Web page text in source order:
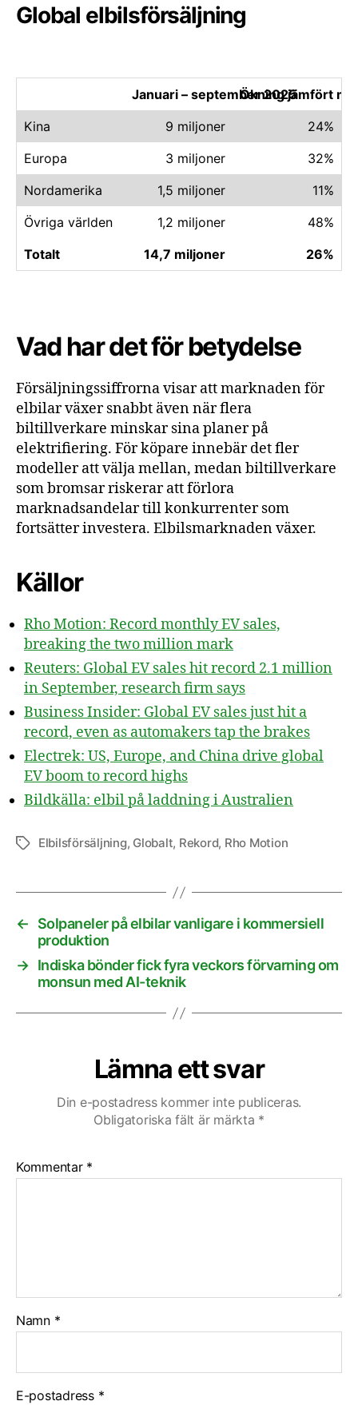
Global elbilsförsäljning
Januari – september 2025
Ökning jämfört
Kina
9 miljoner
24%
Europa
3 miljoner
32%
Nordamerika
1,5 miljoner
11%
Övriga världen
1,2 miljoner
48%
Totalt
14,7 miljoner 26%
Vad har det för betydelse
Försäljningssiffrorna visar att marknaden för
elbilar växer snabbt även när flera
biltillverkare minskar sina planer på
elektrifiering. För köpare innebär det fler
modeller att välja mellan, medan biltillverkare
som bromsar riskerar att förlora
marknadsandelar till konkurrenter som
fortsätter investera. Elbilsmarknaden växer.
Källor
Rho Motion: Record monthly EV sales,
breaking the two million mark
Reuters: Global EV sales hit record 2.1 million
in September, research firm says
Business Insider: Global EV sales just hit a
record, even as automakers tap the brakes
Electrek: US, Europe, and China drive global
EV boom to record highs
Bildkälla: elbil på laddning i Australien
EtiketterElbilsförsäljning, Globalt, Rekord, Rho Motion
←
Solpaneler på elbilar vanligare i kommersiell
produktion
→ Indiska bönder fick fyra veckors förvarning om
monsun med AI-teknik
Lämna ett svar
Din e-postadress kommer inte publiceras.
Obligatoriska fält är märkta *
Kommentar *
Namn *
E-postadress *